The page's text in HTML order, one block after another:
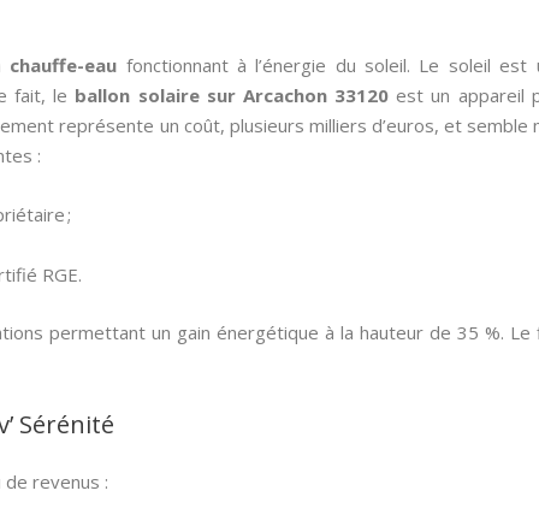
chauffe-eau fonctionnant à l’énergie du soleil. Le soleil est
fait, le ballon solaire sur Arcachon 33120 est un appareil
représente un coût, plusieurs milliers d’euros, et semble
:
;
RGE.
permettant un gain énergétique à la hauteur de 35 %. Le
Sérénité
revenus :